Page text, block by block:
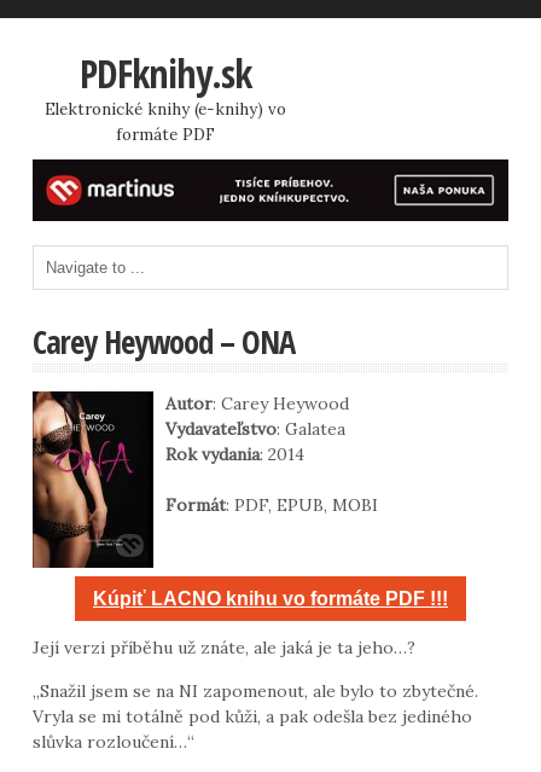
PDFknihy.sk
Elektronické knihy (e-knihy) vo
formáte PDF
Carey Heywood – ONA
Autor: Carey Heywood
Vydavateľstvo: Galatea
Rok vydania: 2014
Formát: PDF, EPUB, MOBI
Kúpiť LACNO knihu vo formáte PDF !!!
Její verzi příběhu už znáte, ale jaká je ta jeho…?
„Snažil jsem se na NI zapomenout, ale bylo to zbytečné.
Vryla se mi totálně pod kůži, a pak odešla bez jediného
slůvka rozloučení…“